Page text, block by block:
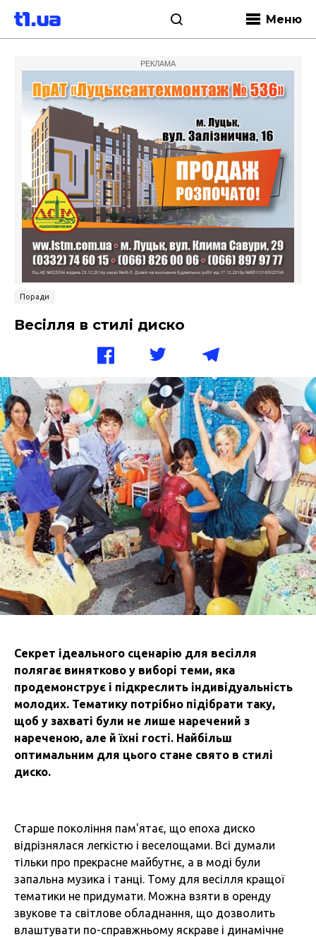
Меню
РЕКЛАМА
Поради
Весілля в стилі диско
Секрет ідеального сценарію для весілля
полягає винятково у виборі теми, яка
продемонструє і підкреслить індивідуальність
молодих. Тематику потрібно підібрати таку,
щоб у захваті були не лише наречений з
нареченою, але й їхні гості. Найбільш
оптимальним для цього стане свято в стилі
диско.
Старше покоління пам'ятає, що епоха диско
відрізнялася легкістю і веселощами. Всі думали
тільки про прекрасне майбутнє, а в моді були
запальна музика і танці. Тому для весілля кращої
тематики не придумати. Можна взяти в оренду
звукове та світлове обладнання, що дозволить
влаштувати по-справжньому яскраве і динамічне